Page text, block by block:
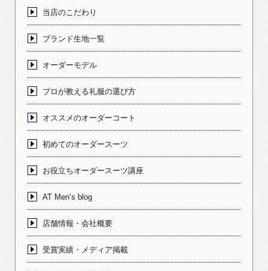
当店のこだわり
ブランド生地一覧
オーダーモデル
プロが教える礼服の選び方
オススメのオーダーコート
初めてのオーダースーツ
お役立ちオーダースーツ講座
AT Men’s blog
店舗情報・会社概要
受賞実績・メディア掲載